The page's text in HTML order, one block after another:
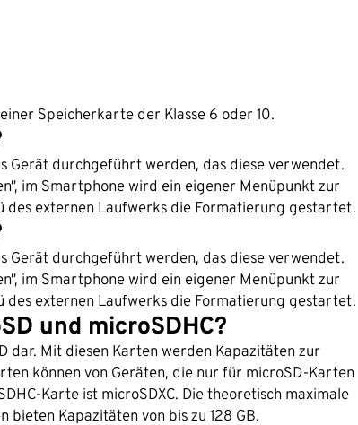
Speicherkarte der Klasse 6 oder 10.
Gerät durchgeführt werden, das diese verwendet.
im Smartphone wird ein eigener Menüpunkt zur
externen Laufwerks die Formatierung gestartet.
Gerät durchgeführt werden, das diese verwendet.
im Smartphone wird ein eigener Menüpunkt zur
externen Laufwerks die Formatierung gestartet.
und microSDHC?
dar. Mit diesen Karten werden Kapazitäten zur
können von Geräten, die nur für microSD-Karten
Karte ist microSDXC. Die theoretisch maximale
Kapazitäten von bis zu 128 GB.